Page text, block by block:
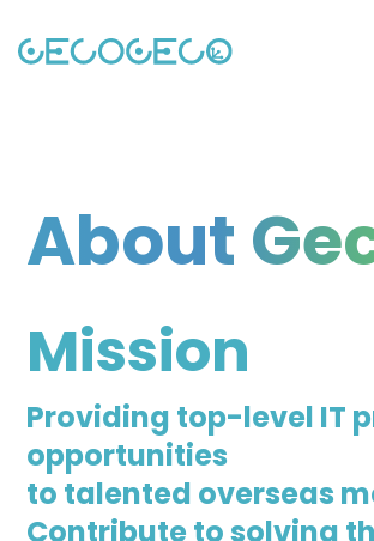
About
Mission
Providing top-level IT
opportunities
to talented overseas
Contribute to solving